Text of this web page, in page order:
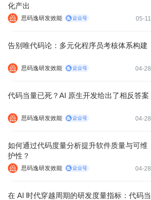
化产出
思码逸研发效能 05-11
告别唯代码论：多元化程序员考核体系构建
思码逸研发效能 04-28
代码当量已死？AI 原生开发给出了相反答案
思码逸研发效能 04-28
如何通过代码度量分析提升软件质量与可维
护性？
思码逸研发效能 04-28
在 AI 时代穿越周期的研发度量指标：代码当